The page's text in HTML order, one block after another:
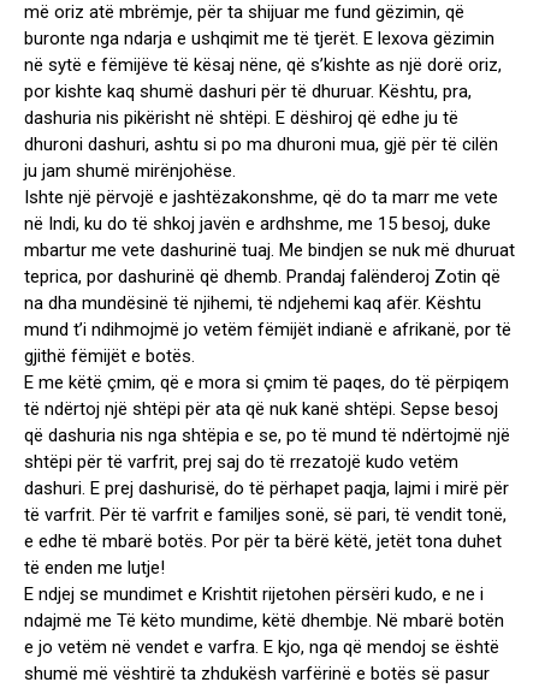
më oriz atë mbrëmje, për ta shijuar me fund gëzimin, që
buronte nga ndarja e ushqimit me të tjerët. E lexova gëzimin
në sytë e fëmijëve të kësaj nëne, që s’kishte as një dorë oriz,
por kishte kaq shumë dashuri për të dhuruar. Kështu, pra,
dashuria nis pikërisht në shtëpi. E dëshiroj që edhe ju të
dhuroni dashuri, ashtu si po ma dhuroni mua, gjë për të cilën
ju jam shumë mirënjohëse.
Ishte një përvojë e jashtëzakonshme, që do ta marr me vete
në Indi, ku do të shkoj javën e ardhshme, me 15 besoj, duke
mbartur me vete dashurinë tuaj. Me bindjen se nuk më dhuruat
teprica, por dashurinë që dhemb. Prandaj falënderoj Zotin që
na dha mundësinë të njihemi, të ndjehemi kaq afër. Kështu
mund t’i ndihmojmë jo vetëm fëmijët indianë e afrikanë, por të
gjithë fëmijët e botës.
E me këtë çmim, që e mora si çmim të paqes, do të përpiqem
të ndërtoj një shtëpi për ata që nuk kanë shtëpi. Sepse besoj
që dashuria nis nga shtëpia e se, po të mund të ndërtojmë një
shtëpi për të varfrit, prej saj do të rrezatojë kudo vetëm
dashuri. E prej dashurisë, do të përhapet paqja, lajmi i mirë për
të varfrit. Për të varfrit e familjes sonë, së pari, të vendit tonë,
e edhe të mbarë botës. Por për ta bërë këtë, jetët tona duhet
të enden me lutje!
E ndjej se mundimet e Krishtit rijetohen përsëri kudo, e ne i
ndajmë me Të këto mundime, këtë dhembje. Në mbarë botën
e jo vetëm në vendet e varfra. E kjo, nga që mendoj se është
shumë më vështirë ta zhdukësh varfërinë e botës së pasur